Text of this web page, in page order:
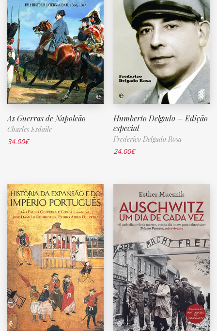
As Guerras de Napoleão
Charles Esdaile
34.00€
Humberto Delgado – Edição
especial
Frederico Delgado Rosa
24.00€